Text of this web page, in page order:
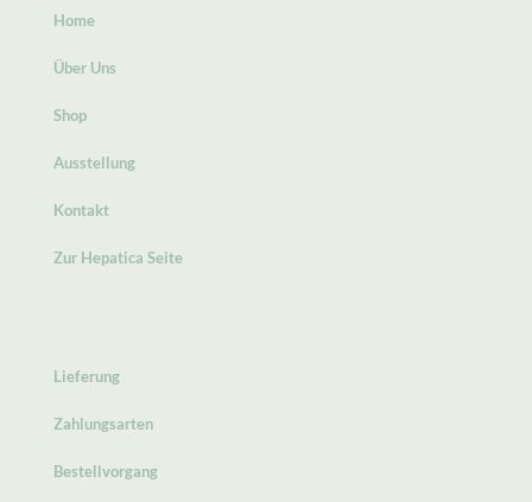
Home
Über Uns
Shop
Ausstellung
Kontakt
Zur Hepatica Seite
Lieferung
Zahlungsarten
Bestellvorgang